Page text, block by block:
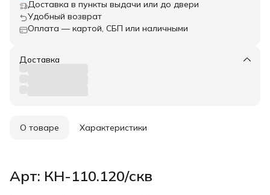
Доставка в пункты выдачи или до двери
Удобный возврат
Оплата — картой, СБП или наличными
Доставка
О товаре Характеристики
Арт: КН-110.120/скв